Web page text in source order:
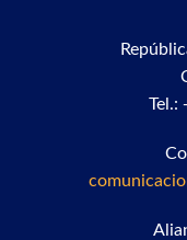
Tel.: